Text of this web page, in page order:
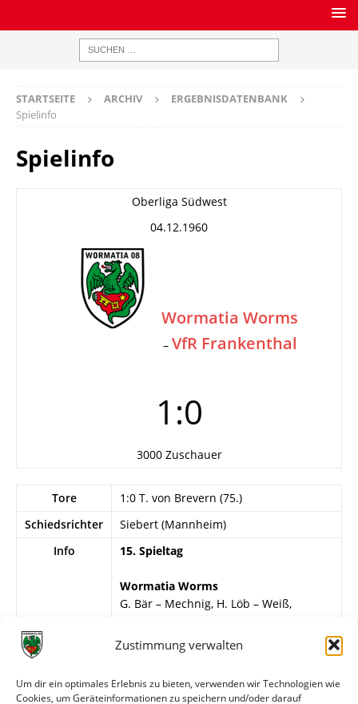
Zustimmung verwalten
Um dir ein optimales Erlebnis zu bieten, verwenden wir Technologien wie
Cookies, um Geräteinformationen zu speichern und/oder darauf
STARTSEITE ARCHIV
ERGEBNISDATENBANK
Spielinfo
Spielinfo
Oberliga Südwest
04.12.1960
Wormatia Worms
– VfR Frankenthal
1:0
3000 Zuschauer
Tore
1:0 T. von Brevern (75.)
Schiedsrichter
Siebert (Mannheim)
Info
15. Spieltag
Wormatia Worms
G. Bär – Mechnig, H. Löb – Weiß,
Molnar, H. Freese, T. von Brevern.
Rößler – Neu, Meitzler – Spölgen,